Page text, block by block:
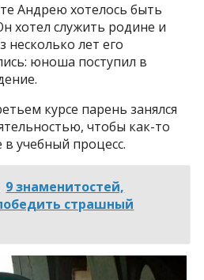
Андрею хотелось быть
хотел служить родине и
лет его
юноша поступил в
курсе парень занялся
чтобы как-то
учебный процесс.
9 знаменитостей,
страшный